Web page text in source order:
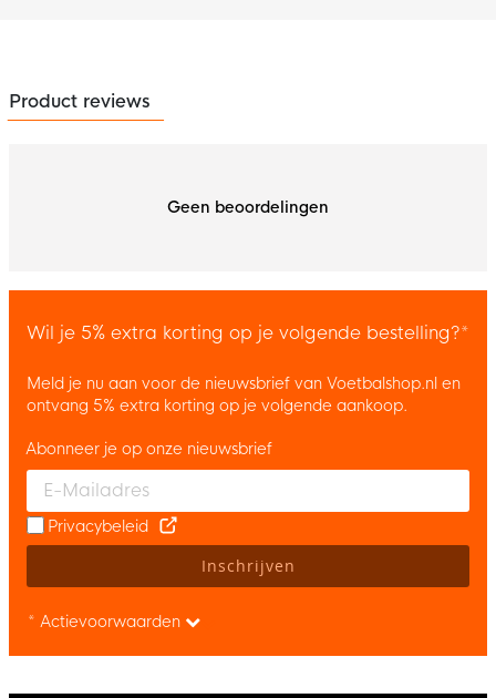
Product reviews
Geen beoordelingen
Wil je 5% extra korting op je volgende bestelling?*
Meld je nu aan voor de nieuwsbrief van Voetbalshop.nl en
ontvang 5% extra korting op je volgende aankoop.
Enter your email and accept the privacy policy to subscribe to
Abonneer je op onze nieuwsbrief
Privacybeleid
Inschrijven
* Actievoorwaarden